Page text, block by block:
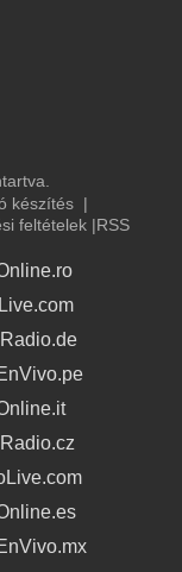
készítés |
feltételek |RSS